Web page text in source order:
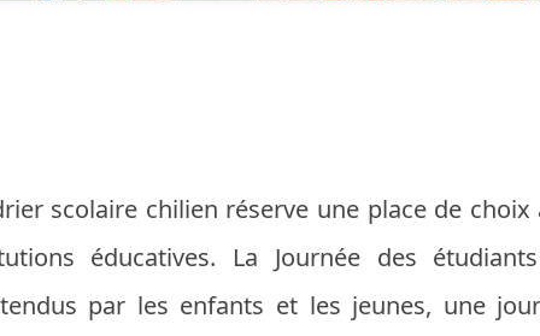
scolaire chilien réserve une place de
éducatives. La Journée des
par les enfants et les jeunes, une